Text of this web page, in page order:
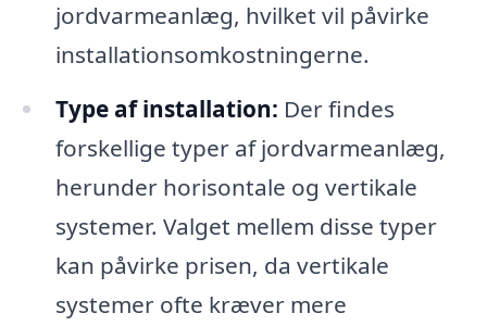
jordvarmeanlæg, hvilket vil påvirke
installationsomkostningerne.
Type af installation: Der findes
forskellige typer af jordvarmeanlæg,
herunder horisontale og vertikale
systemer. Valget mellem disse typer
kan påvirke prisen, da vertikale
systemer ofte kræver mere